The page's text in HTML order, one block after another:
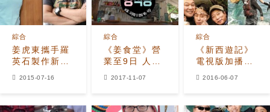
姜虎東攜手羅
英石製作新節
綜合
2015-07-16
《姜食堂》營
業至9日 人滿
綜合
2017-11-07
《新西遊記》
電視版加播一
綜合
2016-06-07